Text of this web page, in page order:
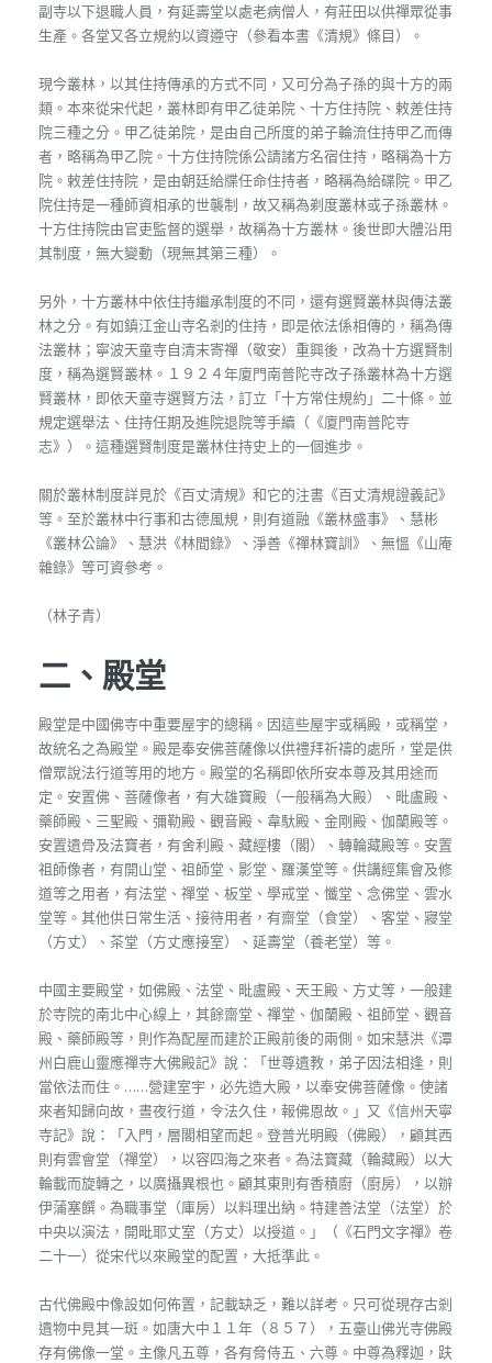
副寺以下退職人員，有延壽堂以處老病僧人，有莊田以供禪眾從事
生產。各堂又各立規約以資遵守（參看本書《清規》條目）。
現今叢林，以其住持傳承的方式不同，又可分為子孫的與十方的兩
類。本來從宋代起，叢林即有甲乙徒弟院、十方住持院、敕差住持
院三種之分。甲乙徒弟院，是由自己所度的弟子輪流住持甲乙而傳
者，略稱為甲乙院。十方住持院係公請諸方名宿住持，略稱為十方
院。敕差住持院，是由朝廷給牒任命住持者，略稱為給碟院。甲乙
院住持是一種師資相承的世襲制，故又稱為剃度叢林或子孫叢林。
十方住持院由官吏監督的選舉，故稱為十方叢林。後世即大體沿用
其制度，無大變動（現無其第三種）。
另外，十方叢林中依住持繼承制度的不同，還有選賢叢林與傳法叢
林之分。有如鎮江金山寺名剎的住持，即是依法係相傳的，稱為傳
法叢林；寧波天童寺自清末寄禪（敬安）重興後，改為十方選賢制
度，稱為選賢叢林。１９２４年廈門南普陀寺改子孫叢林為十方選
賢叢林，即依天童寺選賢方法，訂立「十方常住規約」二十條。並
規定選舉法、住持任期及進院退院等手續（《廈門南普陀寺
志》）。這種選賢制度是叢林住持史上的一個進步。
關於叢林制度詳見於《百丈清規》和它的注書《百丈清規證義記》
等。至於叢林中行事和古德風規，則有道融《叢林盛事》、慧彬
《叢林公論》、慧洪《林間錄》、淨善《禪林寶訓》、無慍《山庵
雜錄》等可資參考。
（林子青）
二、殿堂
殿堂是中國佛寺中重要屋宇的總稱。因這些屋宇或稱殿，或稱堂，
故統名之為殿堂。殿是奉安佛菩薩像以供禮拜祈禱的處所，堂是供
僧眾說法行道等用的地方。殿堂的名稱即依所安本尊及其用途而
定。安置佛、菩薩像者，有大雄寶殿（一般稱為大殿）、毗盧殿、
藥師殿、三聖殿、彌勒殿、觀音殿、韋馱殿、金剛殿、伽蘭殿等。
安置遺骨及法寶者，有舍利殿、藏經樓（閣）、轉輪藏殿等。安置
祖師像者，有開山堂、祖師堂、影堂、羅漢堂等。供講經集會及修
道等之用者，有法堂、禪堂、板堂、學戒堂、懺堂、念佛堂、雲水
堂等。其他供日常生活、接待用者，有齋堂（食堂）、客堂、寢堂
（方丈）、茶堂（方丈應接室）、延壽堂（養老堂）等。
中國主要殿堂，如佛殿、法堂、毗盧殿、天王殿、方丈等，一般建
於寺院的南北中心線上，其餘齋堂、禪堂、伽蘭殿、祖師堂、觀音
殿、藥師殿等，則作為配屋而建於正殿前後的兩側。如宋慧洪《潭
州白鹿山靈應禪寺大佛殿記》說：「世尊遺教，弟子因法相逢，則
當依法而住。……營建室宇，必先造大殿，以奉安佛菩薩像。使諸
來者知歸向故，晝夜行道，令法久住，報佛恩故。」又《信州天寧
寺記》說：「入門，層閣相望而起。登普光明殿（佛殿），顧其西
則有雲會堂（禪堂），以容四海之來者。為法寶藏（輪藏殿）以大
輪載而旋轉之，以廣攝異根也。顧其東則有香積廚（廚房），以辦
伊蒲塞饌。為職事堂（庫房）以料理出納。特建善法堂（法堂）於
中央以演法，開毗耶丈室（方丈）以授道。」（《石門文字禪》卷
二十一）從宋代以來殿堂的配置，大抵準此。
古代佛殿中像設如何佈置，記載缺乏，難以詳考。只可從現存古剎
遺物中見其一斑。如唐大中１１年（８５７），五臺山佛光寺佛殿
存有佛像一堂。主像凡五尊，各有脅侍五、六尊。中尊為釋迦，趺